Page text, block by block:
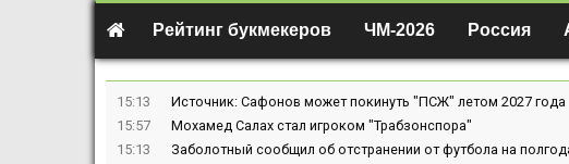
Рейтинг букмекеров ЧМ-2026 Россия
15:13
Источник: Сафонов может покинуть "ПСЖ" летом 2027 года
15:57
Мохамед Салах стал игроком "Трабзонспора"
15:13
Заболотный сообщил об отстранении от футбола на